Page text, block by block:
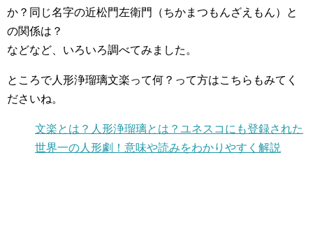
か？同じ名字の近松門左衛門（ちかまつもんざえもん）と
の関係は？
などなど、いろいろ調べてみました。
ところで人形浄瑠璃文楽って何？って方はこちらもみてく
ださいね。
文楽とは？人形浄瑠璃とは？ユネスコにも登録された
世界一の人形劇！意味や読みをわかりやすく解説